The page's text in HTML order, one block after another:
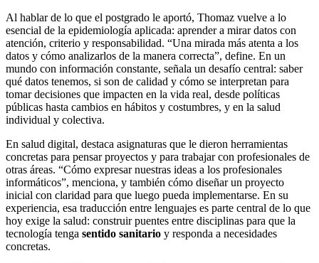
Al hablar de lo que el postgrado le aportó, Thomaz vuelve a lo
esencial de la epidemiología aplicada: aprender a mirar datos con
atención, criterio y responsabilidad. “Una mirada más atenta a los
datos y cómo analizarlos de la manera correcta”, define. En un
mundo con información constante, señala un desafío central: saber
qué datos tenemos, si son de calidad y cómo se interpretan para
tomar decisiones que impacten en la vida real, desde políticas
públicas hasta cambios en hábitos y costumbres, y en la salud
individual y colectiva.
En salud digital, destaca asignaturas que le dieron herramientas
concretas para pensar proyectos y para trabajar con profesionales de
otras áreas. “Cómo expresar nuestras ideas a los profesionales
informáticos”, menciona, y también cómo diseñar un proyecto
inicial con claridad para que luego pueda implementarse. En su
experiencia, esa traducción entre lenguajes es parte central de lo que
hoy exige la salud: construir puentes entre disciplinas para que la
tecnología tenga sentido sanitario y responda a necesidades
concretas.